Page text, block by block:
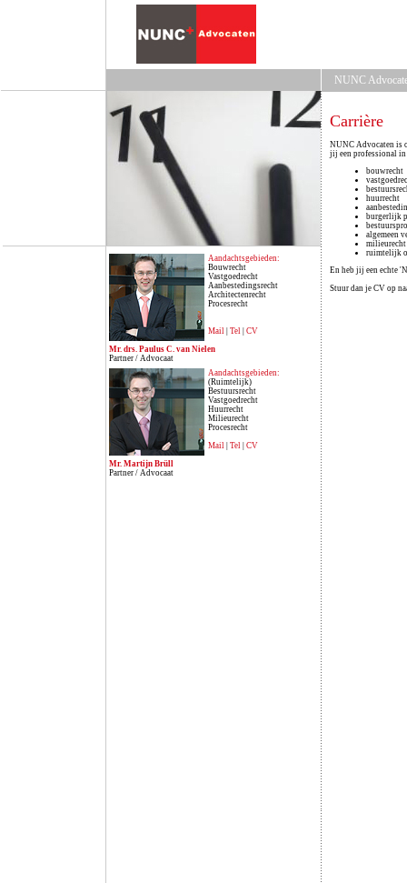
NUNC
Aandachtsgebieden:
Bouwrecht
Vastgoedrecht
Aanbestedingsrecht
Architectenrecht
Procesrecht
Mail Tel CV
Mr. drs. Paulus C. van Nielen
Partner / Advocaat
Aandachtsgebieden:
(Ruimtelijk)
Bestuursrecht
Vastgoedrecht
Huurrecht
Milieurecht
Procesrecht
Mail Tel CV
Mr. Martijn Brüll
Partner / Advocaat
Carrière
NUNC Advocaten is
jij een professional in
bouwrecht
huurrecht
burgerlijk
algemeen
milieurecht
ruimtelijk
En heb jij een echte
Stuur dan je CV op